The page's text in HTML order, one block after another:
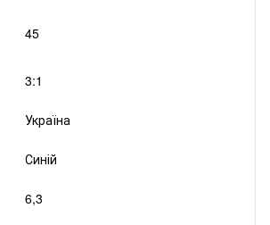
45
3:1
Україна
Синій
6,3